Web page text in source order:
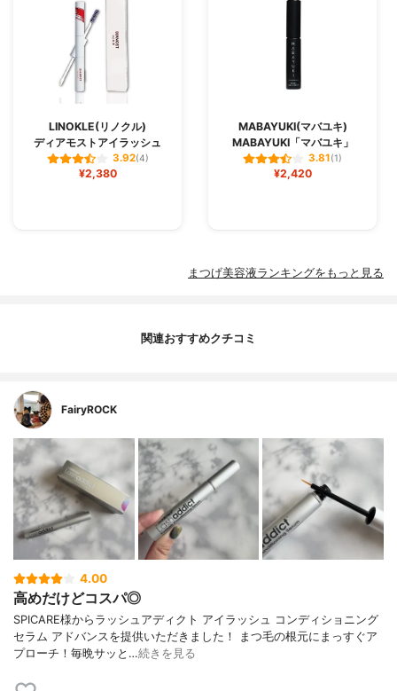
LINOKLE(リノクル)
ディアモストアイラッシュ
3.92(4)
¥2,380
MABAYUKI(マバユキ)
MABAYUKI「マバユキ」
3.81(1)
¥2,420
まつげ美容液ランキングをもっと見る
関連おすすめクチコミ
FairyROCK
4.00
高めだけどコスパ◎
SPICARE様からラッシュアディクト アイラッシュ コンディショニング
セラム アドバンスを提供いただきました！ まつ毛の根元にまっすぐア
プローチ！毎晩サッと…続きを見る